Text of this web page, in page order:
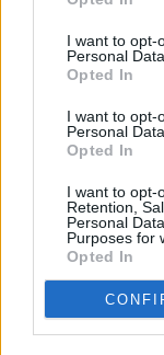
I want to opt-
Personal Data.
Opted In
I want to opt-
Personal
Opted In
I want to opt-
Retention,
Personal
Purposes for
Opted In
«Έχω να
περνάει ο…. Ο
ο Δημήτρης